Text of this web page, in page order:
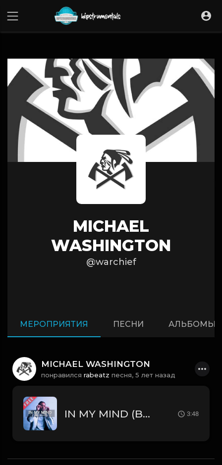
MICHAEL
WASHINGTON
@warchief
МЕРОПРИЯТИЯ ПЕСНИ АЛЬБОМЫ
MICHAEL WASHINGTON
понравился rabeatz песня, 5 лет назад
IN MY MIND (Buy 1 - Get 9 FREE) 3:48